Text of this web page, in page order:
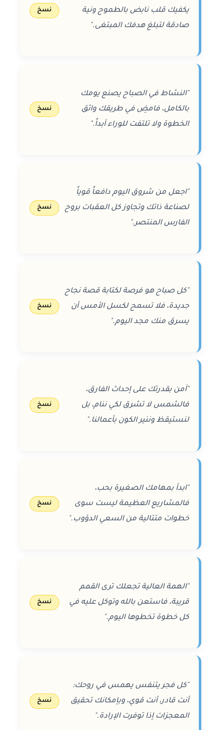
يكفيك قلب نابض بالطموح ونية
صادقة لتبلغ هدفك المبتغى."
نسخ
"النشاط في الصباح يصنع يومك
بالكامل، فامضِ في طريقك واثق
الخطوة ولا تلتفت للوراء أبداً."
نسخ
"اجعل من شروق اليوم دافعاً قوياً
لصناعة ذاتك وتجاوز كل العقبات بروح
الفارس المنتصر."
نسخ
"كل صباح هو فرصة لكتابة قصة نجاح
جديدة، فلا تسمح لكسل الأمس أن
يسرق منك مجد اليوم."
نسخ
"آمن بقدرتك على إحداث الفارق،
فالشمس لا تشرق لكي ننام، بل
لنستيقظ وننير الكون بأعمالنا."
نسخ
"ابدأ بمهامك الصغيرة بحب،
فالمشاريع العظيمة ليست سوى
خطوات متتالية من السعي الدؤوب."
نسخ
"الهمة العالية تجعلك ترى القمم
قريبة، فاستعن بالله وتوكل عليه في
كل خطوة تخطوها اليوم."
نسخ
"كل فجر يتنفس يهمس في روحك:
أنت قادر، أنت قوي، وبإمكانك تحقيق
المعجزات إذا توفرت الإرادة."
نسخ